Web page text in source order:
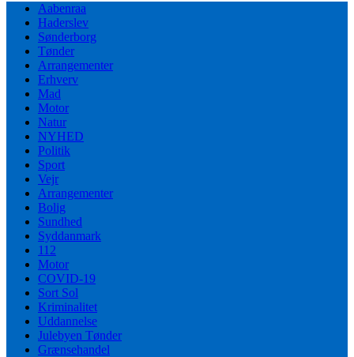
Aabenraa
Haderslev
Sønderborg
Tønder
Arrangementer
Erhverv
Mad
Motor
Natur
NYHED
Politik
Sport
Vejr
Arrangementer
Bolig
Sundhed
Syddanmark
112
Motor
COVID-19
Sort Sol
Kriminalitet
Uddannelse
Julebyen Tønder
Grænsehandel